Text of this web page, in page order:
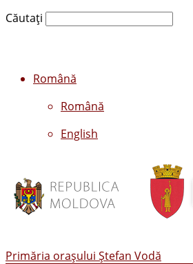
Căutați
Română
Română
English
Primăria oraşului Ştefan Vodă